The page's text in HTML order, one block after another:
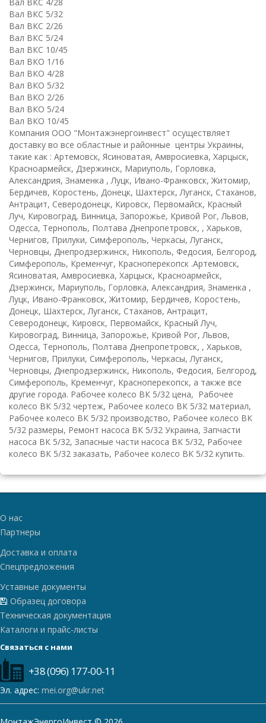
Вал ВКC 5/32
Вал ВКC 2/26
Вал ВКC 5/24
Вал ВКC 10/45
Вал ВКО 1/16
Вал ВКО 4/28
Вал ВКО 5/32
Вал ВКО 2/26
Вал ВКО 5/24
Вал ВКО 10/45
Компания ООО "Монтажэнергоинвест" осуществляет
доставку во все областные и районные центры Украины,
такие как : Артемовск, Ясиноватая, Амвросиевка, Харцыск,
Красноармейск, Дзержинск, Мариуполь, Горловка,
Александрия, Знаменка , Луцк, Ивано-Франковск, Житомир,
Бердичев, Коростень, Донецк, Шахтерск, Луганск, Стаханов,
Антрацит, Северодонецк, Кировск, Первомайск, Красный
Луч, Кировоград, Винница, Запорожье, Кривой Рог, Львов,
Одесса, Тернополь, Полтава Днепропетровск, , Харьков,
Чернигов, Прилуки, Симферополь, Черкасы, Луганск,
Черновцы, Днепродзержинск, Никополь, Федосия, Белгород,
Симферополь, Кременчуг, Красноперекопск .Артемовск,
Ясиноватая, Амвросиевка, Харцыск, Красноармейск,
Дзержинск, Мариуполь, Горловка, Александрия, Знаменка ,
Луцк, Ивано-Франковск, Житомир, Бердичев, Коростень,
Донецк, Шахтерск, Луганск, Стаханов, Антрацит,
Северодонецк, Кировск, Первомайск, Красный Луч,
Кировоград, Винница, Запорожье, Кривой Рог, Львов,
Одесса, Тернополь, Полтава Днепропетровск, , Харьков,
Чернигов, Прилуки, Симферополь, Черкасы, Луганск,
Черновцы, Днепродзержинск, Никополь, Федосия, Белгород,
Симферополь, Кременчуг, Красноперекопск, а также все
другие города. Рабочее колесо ВК 5/32 цена, Рабочее
колесо ВК 5/32 чертеж, Рабочее колесо ВК 5/32 материал,
Рабочее колесо ВК 5/32 производство, Рабочее колесо ВК
5/32 размеры, Ремонт насоса ВК 5/32 Украина, Запчасти
насоса ВК 5/32, Запасные части насоса ВК 5/32, Рабочее
колесо ВК 5/32 заказать, Рабочее колесо ВК 5/32 купить.
О нас
Партнеры
Доставка и оплата
Спецпредложения
Уставные документы
Образец договора
Техническая документация
Каталоги и прайс-листы
Связаться с нами
+38 (096) 177-00-11
Эл. адрес: mei.org@ukr.net